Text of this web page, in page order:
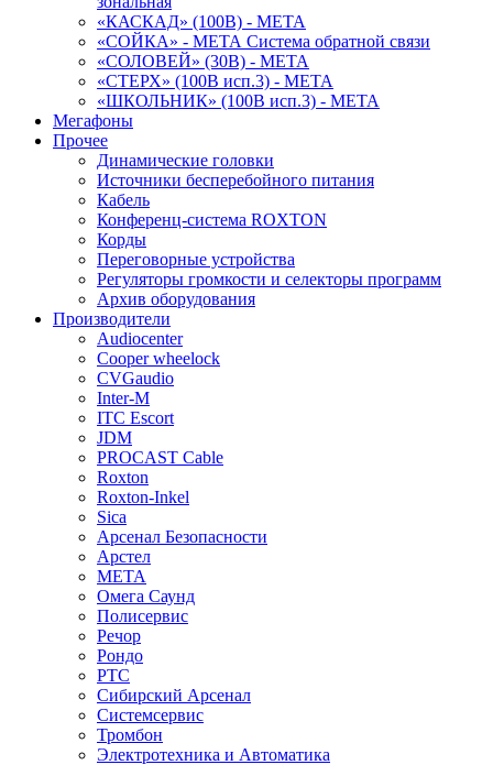
«КАСКАД» (100В) - МЕТА
«СОЙКА» - МЕТА Система обратной связи
«СОЛОВЕЙ» (30В) - МЕТА
«СТЕРХ» (100В исп.3) - МЕТА
«ШКОЛЬНИК» (100В исп.3) - МЕТА
Мегафоны
Прочее
Динамические головки
Источники бесперебойного питания
Кабель
Конференц-система ROXTON
Корды
Переговорные устройства
Регуляторы громкости и селекторы программ
Архив оборудования
Производители
Audiocenter
Cooper wheelock
CVGaudio
Inter-M
ITC Escort
JDM
PROCAST Cable
Roxton
Roxton-Inkel
Sica
Арсенал Безопасности
Арстел
МЕТА
Омега Саунд
Полисервис
Речор
Рондо
РТС
Сибирский Арсенал
Системсервис
Тромбон
Электротехника и Автоматика